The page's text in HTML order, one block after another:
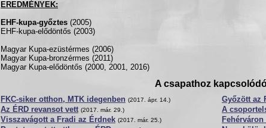
EREDMÉNYEK:
EHF-kupa-győztes (2005)
EHF-kupa-elődöntős (2003)
Magyar Kupa-ezüstérmes (2006)
Magyar Kupa-bronzérmes (2011)
Magyar Kupa-elődöntős (2000, 2001, 2016)
A csapathoz
FKC-siker otthon, MTK idegenben (2017. ápr. 14.)
Az ÉRD revansot vett (2017. már. 29.)
Visszavágott a Fradi az Érdnek (2017. már. 25.)
Győzött az
A